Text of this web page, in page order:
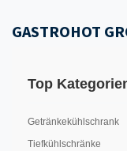
GASTROHOT
Top
Getränkekühlschrank
Tiefkühlschränke